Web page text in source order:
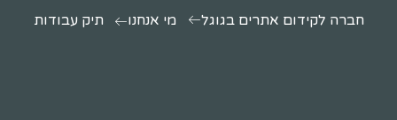
חברה לקידום אתרים בגוגל מי אנחנו תיק עבודות